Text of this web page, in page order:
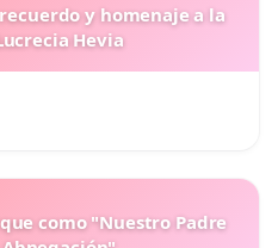
y homenaje a la
Hevia
como "Nuestro Padre